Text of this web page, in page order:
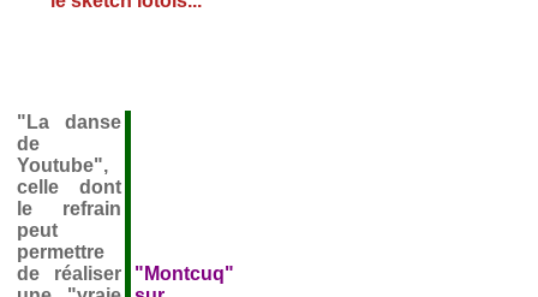
"La danse
de
Youtube",
celle dont
le refrain
peut
permettre
de réaliser
"Montcuq"